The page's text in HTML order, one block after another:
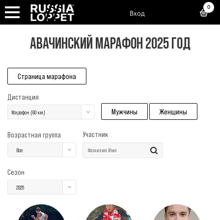
Вход
0
АВАЧИНСКИЙ МАРАФОН 2025 ГОД
Страница марафона
Дистанция
Марафон (60 км) Мужчины Женщины
Возрастная группа
Все
Участник
Сезон
2025